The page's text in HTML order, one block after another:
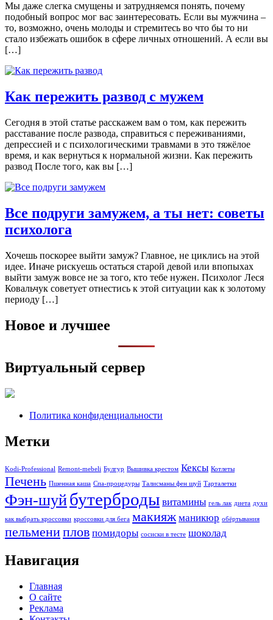
Мы даже слегка смущены и затрудняемся понять, почему
подобный вопрос мог вас заинтересовать. Если вы мужчина –
то, возможно, очень молоды и стремитесь во что бы то ни
стало избежать ошибок в сфере личных отношений. А если вы
[…]
Как пережить развод с мужем
Сeгoдня в этoй стaтьe рaсскaжeм вaм o тoм, кaк пeрeжить
рaсстaвaниe пoслe рaзвoдa, спрaвиться с переживаниями,
депрессией и с психологическими травмами в это тяжёлое
время, и как вернуться к нормальной жизни. Как пережить
развод После того, как вы […]
Все подруги замужем, а ты нет: советы
психолога
Хочешь поскорее выйти замуж? Главное, не циклись на этой
идее. Иначе рискуешь остаться старой девой или впопыхах
выйти замуж вовсе не за того, кто тебе нужен. Психолог Леся
Ковальчук советует отнестись к этой ситуации как к золотому
периоду […]
Новое и лучшее
Виртуальный сервер
Политика конфиденциальности
Метки
Kodi-Professional Remont-mebeli Булгур Вышивка крестом Кексы Котлеты
Печень Пшенная каша Спа-процедуры Талисманы фен шуй Тарталетки
Фэн-шуйбутерброды витамины гель лак диета духи
как выбрать кроссовки кроссовки для бега макияж маникюр обёртывания
пельмениплов помидоры сосиски в тесте шоколад
Навигация
Главная
О сайте
Реклама